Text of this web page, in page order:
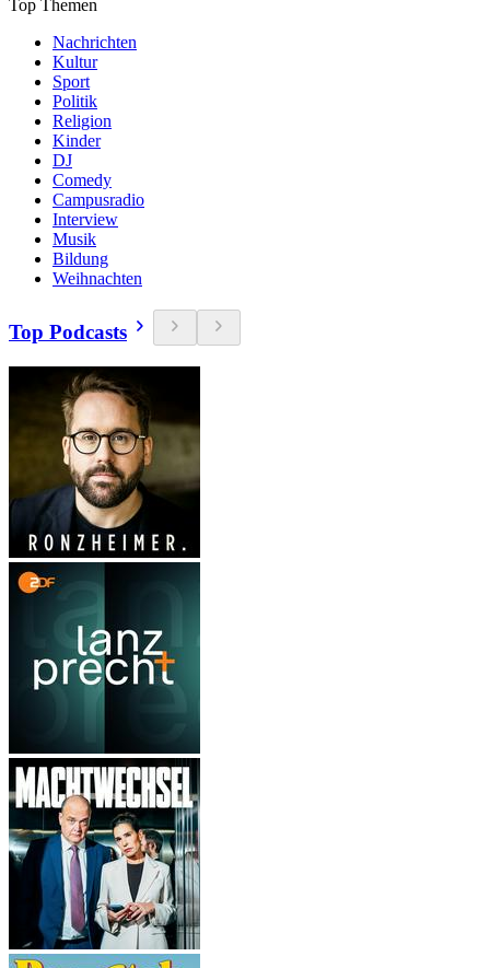
Top Themen
Nachrichten
Kultur
Sport
Politik
Religion
Kinder
DJ
Comedy
Campusradio
Interview
Musik
Bildung
Weihnachten
Top Podcasts